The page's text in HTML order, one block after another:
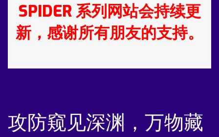
SPIDER 系列网站会持续更
新，感谢所有朋友的支持。
攻防窥见深渊，万物藏